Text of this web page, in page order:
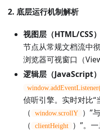
2. 底层运行机制解析
视图层（HTML/CSS）
节点从常规文档流中
浏览器可视窗口（
逻辑层（JavaScript）
侦听引擎。实时对比
（
window.scrollY
）”
（
clientHeight
）”。